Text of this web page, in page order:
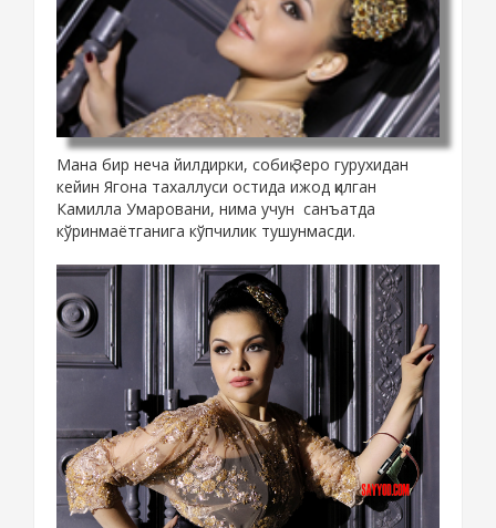
Мана бир неча йилдирки, собиқ Зеро гурухидан
кейин Ягона тахаллуси остида ижод қилган
Камилла Умаровани, нима учун санъатда
кўринмаётганига кўпчилик тушунмасди.